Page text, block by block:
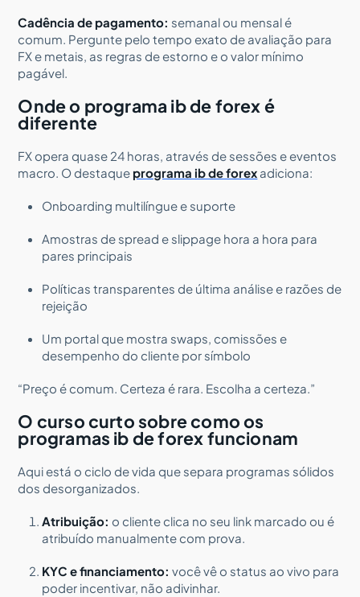
Cadência de pagamento: semanal ou mensal é
comum. Pergunte pelo tempo exato de avaliação para
FX e metais, as regras de estorno e o valor mínimo
pagável.
Onde o programa ib de forex é
diferente
FX opera quase 24 horas, através de sessões e eventos
macro. O destaque programa ib de forex adiciona:
Onboarding multilíngue e suporte
Amostras de spread e slippage hora a hora para
pares principais
Políticas transparentes de última análise e razões de
rejeição
Um portal que mostra swaps, comissões e
desempenho do cliente por símbolo
“Preço é comum. Certeza é rara. Escolha a certeza.”
O curso curto sobre como os
programas ib de forex funcionam
Aqui está o ciclo de vida que separa programas sólidos
dos desorganizados.
Atribuição: o cliente clica no seu link marcado ou é
atribuído manualmente com prova.
KYC e financiamento: você vê o status ao vivo para
poder incentivar, não adivinhar.